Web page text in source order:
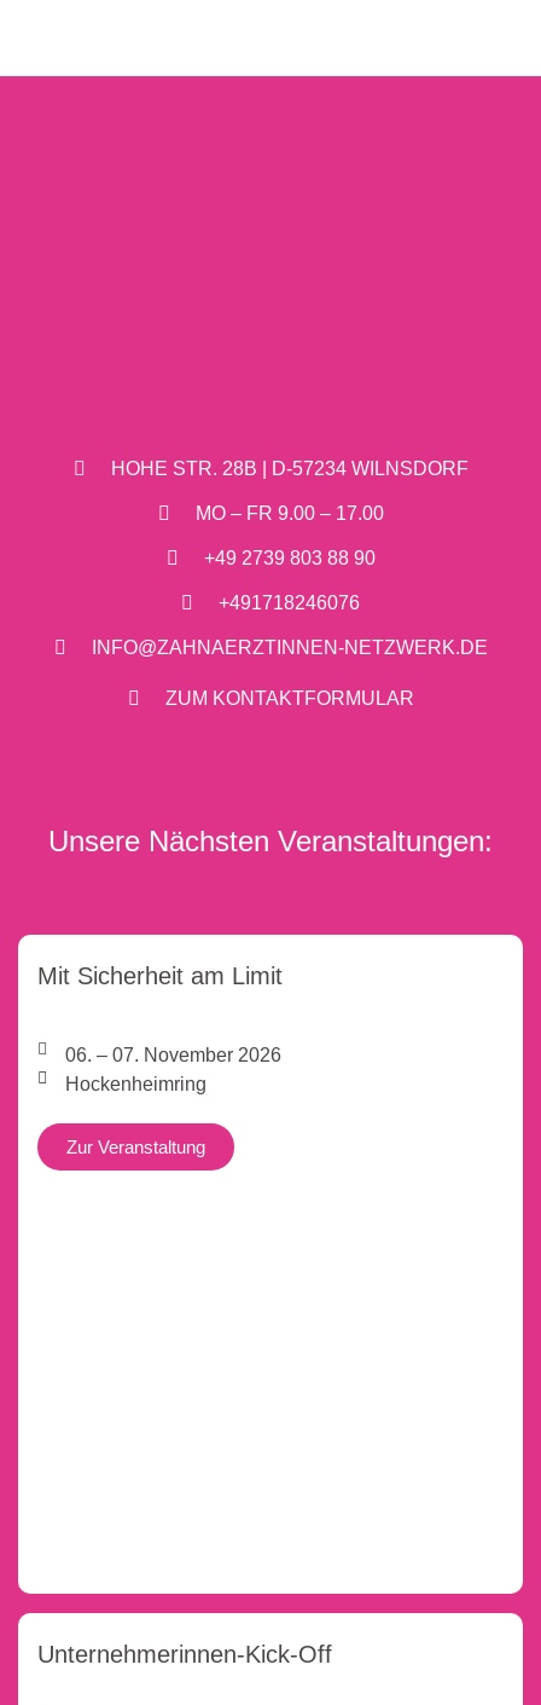
HOHE STR. 28B | D-57234 WILNSDORF
MO – FR 9.00 – 17.00
+49 2739 803 88 90
+491718246076
INFO@ZAHNAERZTINNEN-NETZWERK.DE
ZUM KONTAKTFORMULAR
Unsere Nächsten Veranstaltungen:
Mit Sicherheit am Limit
06. – 07. November 2026
Hockenheimring
Zur Veranstaltung
Unternehmerinnen-Kick-Off